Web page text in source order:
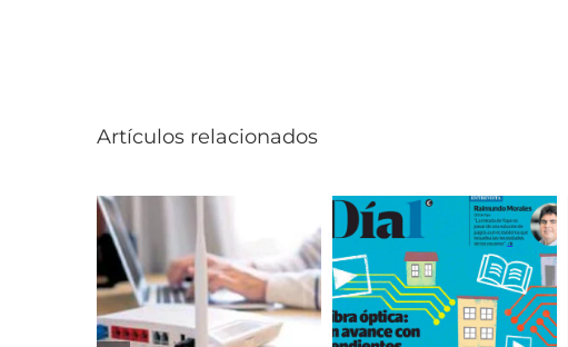
Artículos relacionados